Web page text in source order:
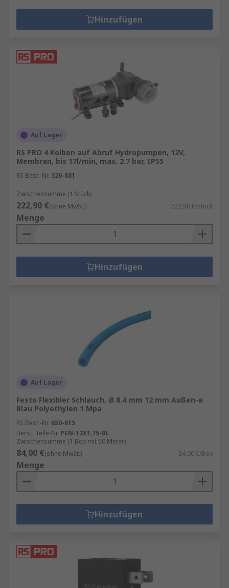
Hinzufügen
Auf Lager
RS PRO 4 Kolben auf Abruf Hydropumpen, 12V,
Membran, bis 17l/min, max. 2.7 bar, IP55
RS Best.-Nr. 326-881
Zwischensumme (1 Stück)
222,90 €(ohne MwSt.) 222,90 €/Stück
Menge
Hinzufügen
Auf Lager
Festo Flexibler Schlauch, Ø 8.4 mm 12 mm Außen-ø
Blau Polyethylen 1 Mpa
RS Best.-Nr. 650-615
Herst. Teile-Nr. PEN-12X1,75-BL
Zwischensumme (1 Box mit 50 Meter)
84,00 €(ohne MwSt.) 84,00 €/Box
Menge
Hinzufügen